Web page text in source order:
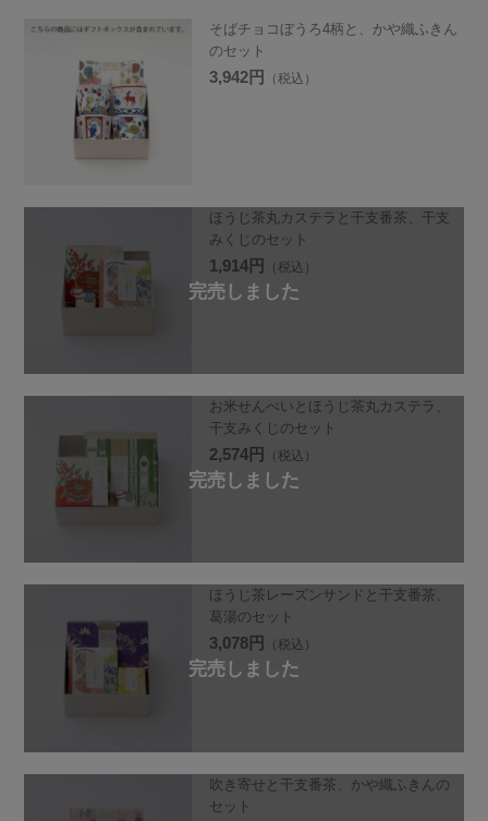
そばチョコぼうろ4柄と、かや織ふきん
のセット
3,942円 （税込）
ほうじ茶丸カステラと干支番茶、干支
みくじのセット
1,914円 （税込）
お米せんべいとほうじ茶丸カステラ、
干支みくじのセット
2,574円 （税込）
ほうじ茶レーズンサンドと干支番茶、
葛湯のセット
3,078円 （税込）
吹き寄せと干支番茶、かや織ふきんの
セット